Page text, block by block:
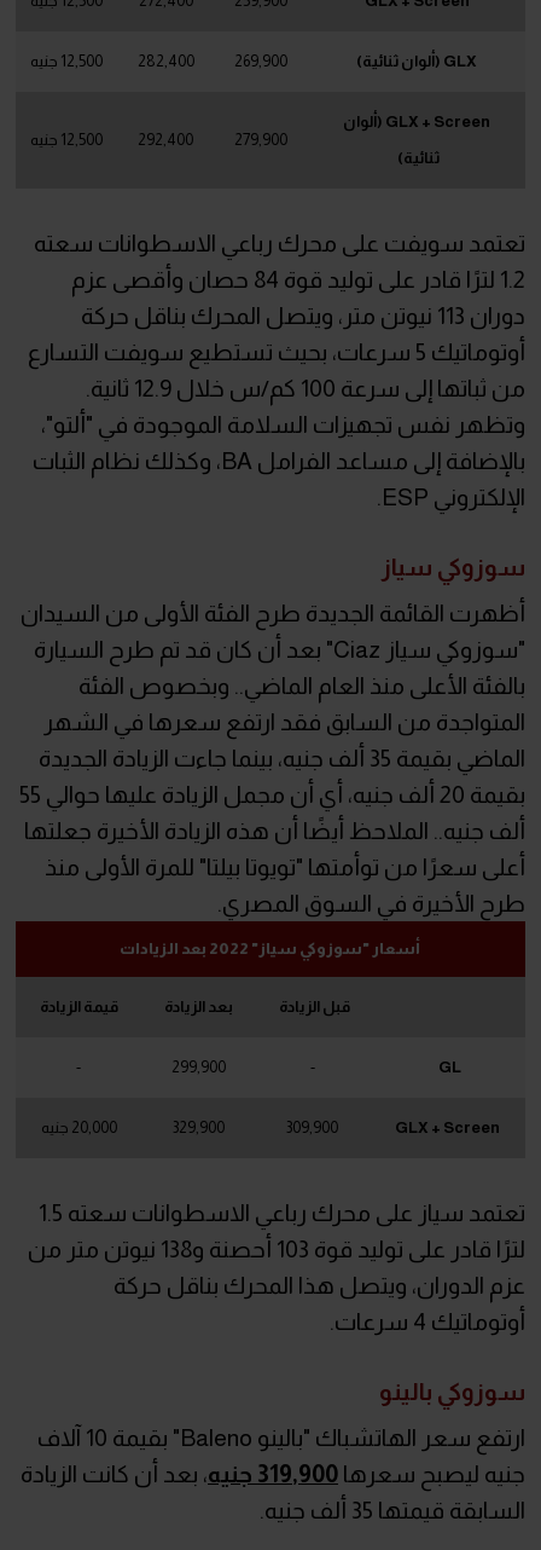
282,400
GLX + Screen (ألوان
ثنائية)
تعتمد سويفت على محرك رباعي الاسطوانات سعته
1.2 لترًا قادر على توليد قوة 84 حصان وأقصى عزم
دوران 113 نيوتن متر، ويتصل المحرك بناقل حركة
أوتوماتيك 5 سرعات، بحيث تستطيع سويفت التسارع
من ثباتها إلى سرعة 100 كم/س خلال 12.9 ثانية.
وتظهر نفس تجهيزات السلامة الموجودة في "ألتو"،
بالإضافة إلى مساعد الفرامل BA، وكذلك نظام الثبات
الإلكتروني ESP.
سوزوكي سياز
أظهرت القائمة الجديدة طرح الفئة الأولى من السيدان
"سوزوكي سياز Ciaz" بعد أن كان قد تم طرح السيارة
بالفئة الأعلى منذ العام الماضي.. وبخصوص الفئة
المتواجدة من السابق فقد ارتفع سعرها في الشهر
الماضي بقيمة 35 ألف جنيه، بينما جاءت الزيادة الجديدة
بقيمة 20 ألف جنيه، أي أن مجمل الزيادة عليها حوالي 55
ألف جنيه.. الملاحظ أيضًا أن هذه الزيادة الأخيرة جعلتها
أعلى سعرًا من توأمتها "تويوتا بيلتا" للمرة الأولى منذ
طرح الأخيرة في السوق المصري.
أسعار "سوزوكي سياز" 2022 بعد الزيادات
قبل الزيادة بعد الزيادة قيمة الزيادة
GL
-
-
20,000 جنيه
تعتمد سياز على محرك رباعي الاسطوانات سعته 1.5
لترًا قادر على توليد قوة 103 أحصنة و138 نيوتن متر من
عزم الدوران، ويتصل هذا المحرك بناقل حركة
أوتوماتيك 4 سرعات.
سوزوكي بالينو
ارتفع سعر الهاتشباك "بالينو Baleno" بقيمة 10 آلاف
جنيه ليصبح سعرها 319,900 جنيه
، بعد أن كانت الزيادة
السابقة قيمتها 35 ألف جنيه.